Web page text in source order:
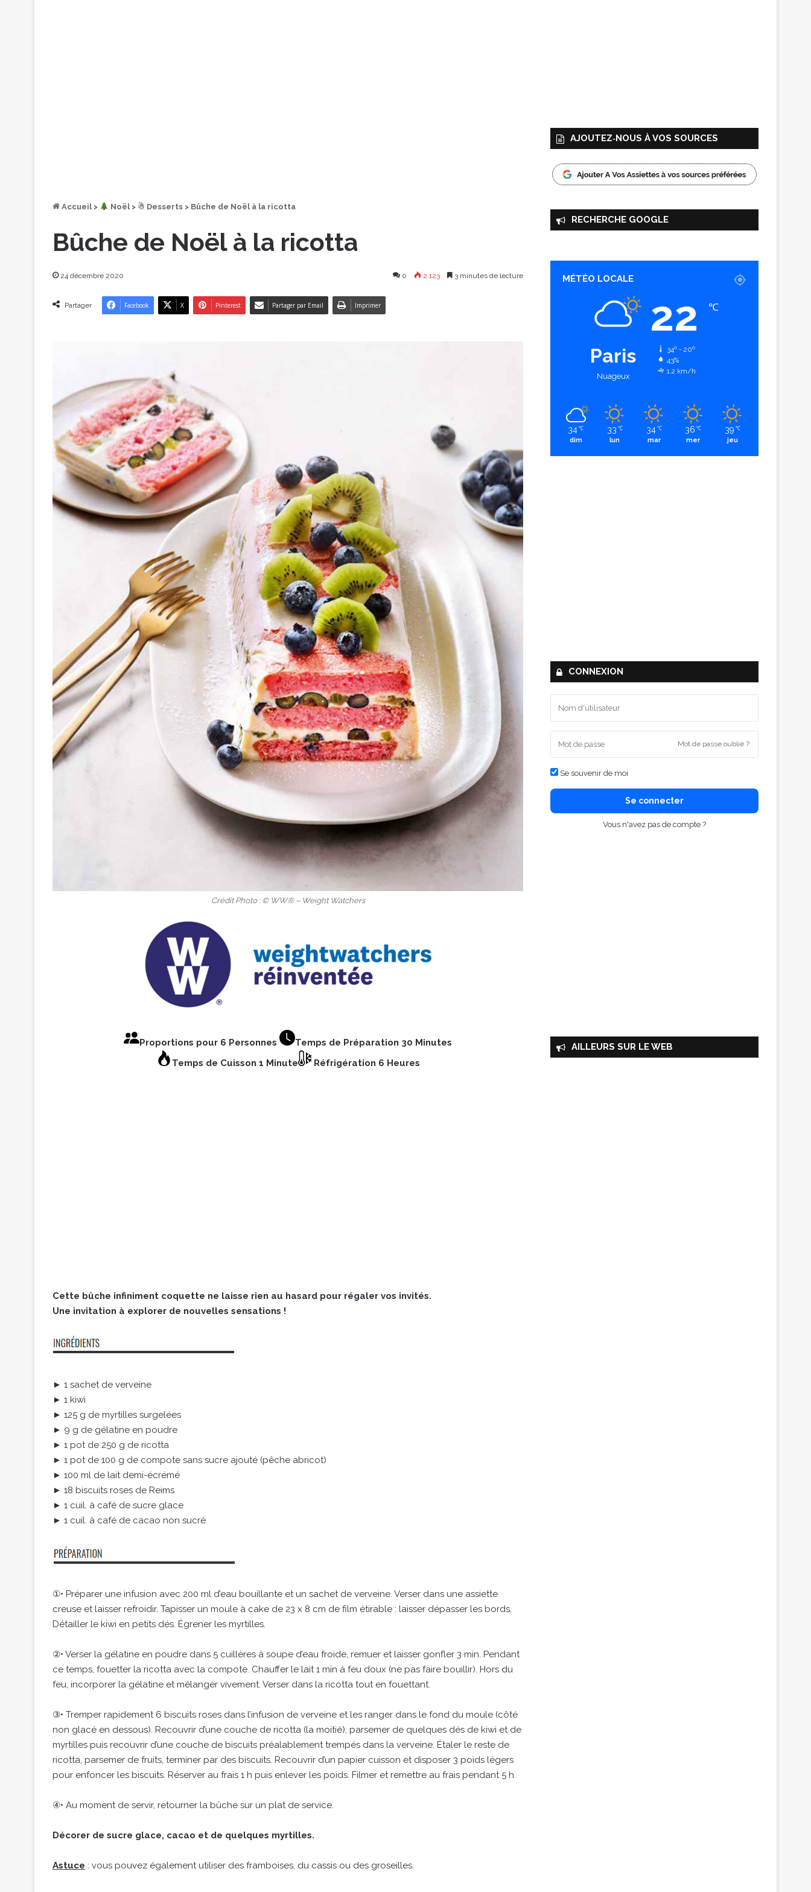
Accueil > ︎ Noël > ☃ Desserts > Bûche de Noël à la ricotta
Bûche de Noël à la ricotta
24 décembre 2020 0 2 123 3 minutes de lecture
Partager Facebook X Pinterest Partager par Email Imprimer
Crédit Photo : © WW® – Weight Watchers
Proportions pour 6 Personnes
Temps de Préparation 30 Minutes
Temps de Cuisson 1 Minute
Réfrigération 6 Heures
Cette bûche infiniment coquette ne laisse rien au hasard pour régaler vos invités.
Une invitation à explorer de nouvelles sensations !
► 1 sachet de verveine
► 1 kiwi
► 125 g de myrtilles surgelées
► 9 g de gélatine en poudre
► 1 pot de 250 g de ricotta
► 1 pot de 100 g de compote sans sucre ajouté (pêche abricot)
► 100 ml de lait demi-écrémé
► 18 biscuits roses de Reims
► 1 cuil. à café de sucre glace
► 1 cuil. à café de cacao non sucré
①• Préparer une infusion avec 200 ml d’eau bouillante et un sachet de verveine. Verser dans une assiette
creuse et laisser refroidir. Tapisser un moule à cake de 23 x 8 cm de film étirable : laisser dépasser les bords.
Détailler le kiwi en petits dés. Égrener les myrtilles.
②• Verser la gélatine en poudre dans 5 cuillères à soupe d’eau froide, remuer et laisser gonfler 3 min. Pendant
ce temps, fouetter la ricotta avec la compote. Chauffer le lait 1 min à feu doux (ne pas faire bouillir). Hors du
feu, incorporer la gélatine et mélanger vivement. Verser dans la ricotta tout en fouettant.
③• Tremper rapidement 6 biscuits roses dans l’infusion de verveine et les ranger dans le fond du moule (côté
non glacé en dessous). Recouvrir d’une couche de ricotta (la moitié), parsemer de quelques dés de kiwi et de
myrtilles puis recouvrir d’une couche de biscuits préalablement trempés dans la verveine. Étaler le reste de
ricotta, parsemer de fruits, terminer par des biscuits. Recouvrir d’un papier cuisson et disposer 3 poids légers
pour enfoncer les biscuits. Réserver au frais 1 h puis enlever les poids. Filmer et remettre au frais pendant 5 h.
④• Au moment de servir, retourner la bûche sur un plat de service.
Décorer de sucre glace, cacao et de quelques myrtilles.
Astuce : vous pouvez également utiliser des framboises, du cassis ou des groseilles.
AJOUTEZ‑NOUS À VOS SOURCES
RECHERCHE GOOGLE
MÉTÉO LOCALE
Paris
Nuageux
22 ℃
34º - 20º
43%
1.2 km/h
34 ℃
dim
33 ℃
lun
34 ℃
mar
36 ℃
mer
39 ℃
jeu
CONNEXION
Mot de passe oublié ?
Se souvenir de moi
Se connecter
Vous n'avez pas de compte ?
AILLEURS SUR LE WEB